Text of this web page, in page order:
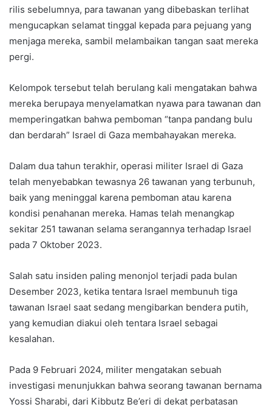
rilis sebelumnya, para tawanan yang dibebaskan terlihat
mengucapkan selamat tinggal kepada para pejuang yang
menjaga mereka, sambil melambaikan tangan saat mereka
pergi.
Kelompok tersebut telah berulang kali mengatakan bahwa
mereka berupaya menyelamatkan nyawa para tawanan dan
memperingatkan bahwa pemboman “tanpa pandang bulu
dan berdarah” Israel di Gaza membahayakan mereka.
Dalam dua tahun terakhir, operasi militer Israel di Gaza
telah menyebabkan tewasnya 26 tawanan yang terbunuh,
baik yang meninggal karena pemboman atau karena
kondisi penahanan mereka. Hamas telah menangkap
sekitar 251 tawanan selama serangannya terhadap Israel
pada 7 Oktober 2023.
Salah satu insiden paling menonjol terjadi pada bulan
Desember 2023, ketika tentara Israel membunuh tiga
tawanan Israel saat sedang mengibarkan bendera putih,
yang kemudian diakui oleh tentara Israel sebagai
kesalahan.
Pada 9 Februari 2024, militer mengatakan sebuah
investigasi menunjukkan bahwa seorang tawanan bernama
Yossi Sharabi, dari Kibbutz Be’eri di dekat perbatasan